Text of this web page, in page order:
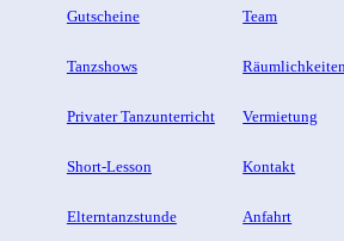
Gutscheine
Tanzshows
Privater Tanzunterricht
Short-Lesson
Elterntanzstunde
Team
Vermietung
Kontakt
Anfahrt